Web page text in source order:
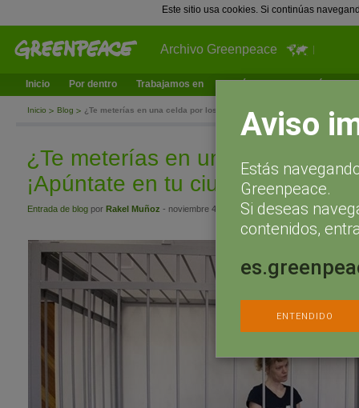
Este sitio usa cookies. Si continúas
Archivo Greenpeace
Inicio Por dentro Trabajamos en ¿Qué puedes hacer tú?
Inicio Blog ¿Te meterías en una celda por los Arctic30? ¡Apúntate en tu ciudad!
¿Te meterías en una celda por
¡Apúntate en tu ciudad!
Entrada de blog por Rakel Muñoz - noviembre 4, 2013 a las 9:01
Aviso
Estás
Greenpeace.
Si deseas
contenidos,
ENTENDIDO